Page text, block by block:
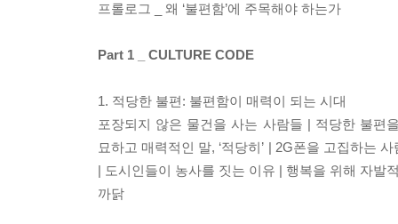
프롤로그 _ 왜 ‘불편함’에 주목해야 하는가
Part 1 _ CULTURE CODE
1. 적당한 불편: 불편함이 매력이 되는 시대
포장되지 않은 물건을 사는 사람들 | 적당한 불편
묘하고 매력적인 말, ‘적당히’ | 2G폰을 고집하는
| 도시인들이 농사를 짓는 이유 | 행복을 위해 자발
까닭